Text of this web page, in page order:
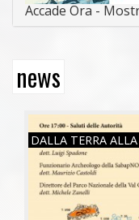
Accade Ora -
news
DALLA TERRA